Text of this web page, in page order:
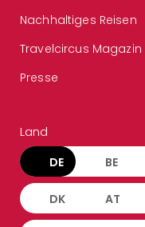
Nachhaltiges Reisen
Travelcircus Magazin
Presse
Land
DE BE
DK AT